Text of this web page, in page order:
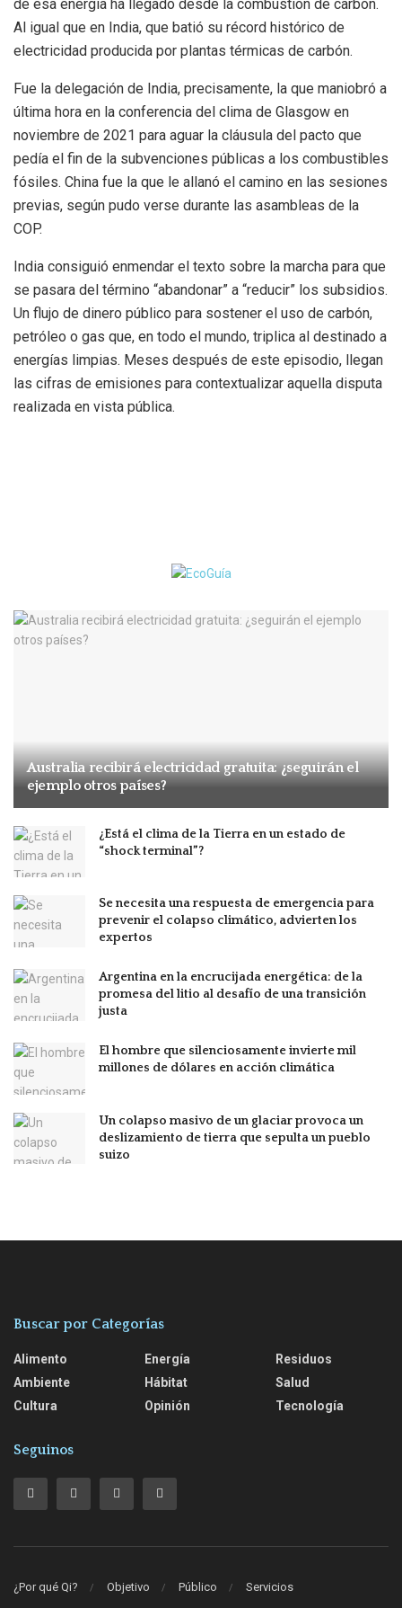
de esa energía ha llegado desde la combustión de carbón.
Al igual que en India, que batió su récord histórico de
electricidad producida por plantas térmicas de carbón.
Fue la delegación de India, precisamente, la que maniobró a
última hora en la conferencia del clima de Glasgow en
noviembre de 2021 para aguar la cláusula del pacto que
pedía el fin de la subvenciones públicas a los combustibles
fósiles. China fue la que le allanó el camino en las sesiones
previas, según pudo verse durante las asambleas de la
COP.
India consiguió enmendar el texto sobre la marcha para que
se pasara del término “abandonar” a “reducir” los subsidios.
Un flujo de dinero público para sostener el uso de carbón,
petróleo o gas que, en todo el mundo, triplica al destinado a
energías limpias. Meses después de este episodio, llegan
las cifras de emisiones para contextualizar aquella disputa
realizada en vista pública.
Australia recibirá electricidad gratuita: ¿seguirán el
ejemplo otros países?
¿Está el clima de la Tierra en un estado de
“shock terminal”?
Se necesita una respuesta de emergencia para
prevenir el colapso climático, advierten los
expertos
Argentina en la encrucijada energética: de la
promesa del litio al desafío de una transición
justa
El hombre que silenciosamente invierte mil
millones de dólares en acción climática
Un colapso masivo de un glaciar provoca un
deslizamiento de tierra que sepulta un pueblo
suizo
Buscar por Categorías
Alimento
Ambiente
Cultura
Energía
Hábitat
Opinión
Residuos
Salud
Tecnología
Seguinos
¿Por qué Qi? Objetivo Público Servicios